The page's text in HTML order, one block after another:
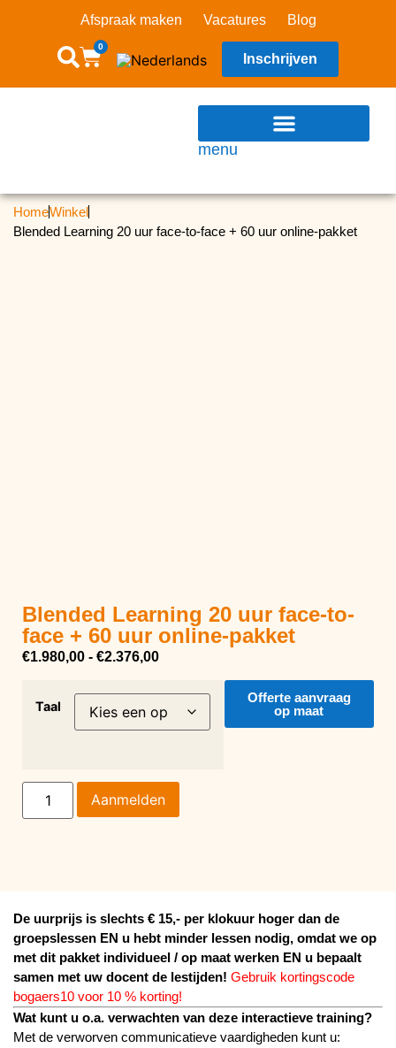
Afspraak maken Vacatures Blog
0
Inschrijven
menu
HomeWinkel
Blended Learning 20 uur face-to-face + 60 uur online-pakket
Blended Learning 20 uur face-to-
face + 60 uur online-pakket
€1.980,00 - €2.376,00
Taal
Aanmelden
Offerte aanvraag
op maat
De uurprijs is slechts € 15,- per klokuur hoger dan de
groepslessen EN u hebt minder lessen nodig, omdat we op
met dit pakket individueel / op maat werken EN u bepaalt
samen met uw docent de lestijden! Gebruik kortingscode
bogaers10 voor 10 % korting!
Wat kunt u o.a. verwachten van deze interactieve training?
Met de verworven communicatieve vaardigheden kunt u: